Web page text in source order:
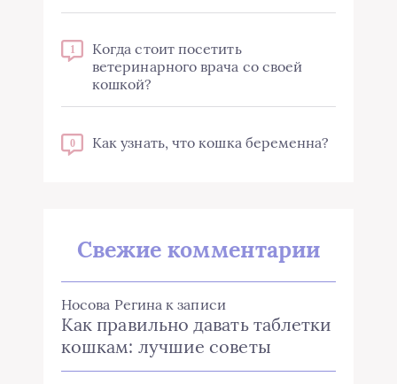
1
Когда стоит посетить
ветеринарного врача со своей
кошкой?
0 Как узнать, что кошка беременна?
Свежие комментарии
Носова Регина к записи
Как правильно давать таблетки
кошкам: лучшие советы